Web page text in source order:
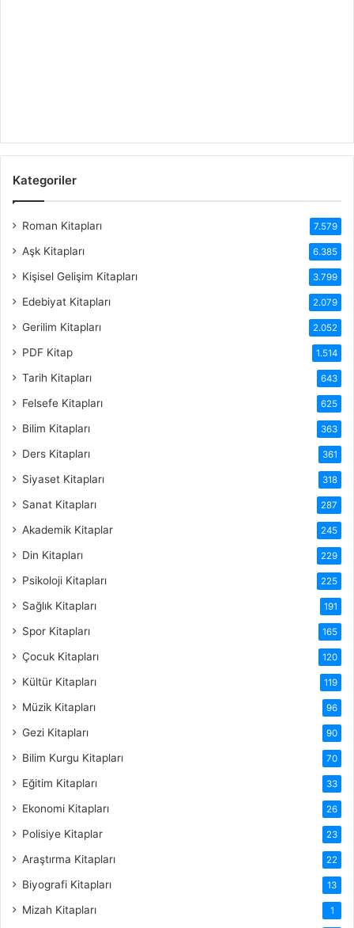
Kategoriler
Roman Kitapları 7.579
Aşk Kitapları 6.385
Kişisel Gelişim Kitapları 3.799
Edebiyat Kitapları 2.079
Gerilim Kitapları 2.052
PDF Kitap 1.514
Tarih Kitapları 643
Felsefe Kitapları 625
Bilim Kitapları 363
Ders Kitapları 361
Siyaset Kitapları 318
Sanat Kitapları 287
Akademik Kitaplar 245
Din Kitapları 229
Psikoloji Kitapları 225
Sağlık Kitapları 191
Spor Kitapları 165
Çocuk Kitapları 120
Kültür Kitapları 119
Müzik Kitapları 96
Gezi Kitapları 90
Bilim Kurgu Kitapları 70
Eğitim Kitapları 33
Ekonomi Kitapları 26
Polisiye Kitaplar 23
Araştırma Kitapları 22
Biyografi Kitapları 13
Mizah Kitapları 1